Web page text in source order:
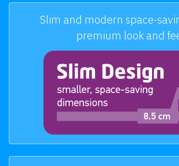
Slim and modern space-
premium look and